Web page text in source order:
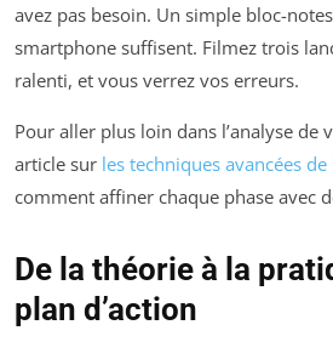
avez pas besoin. Un simple bloc-
smartphone suffisent. Filmez trois
ralenti, et vous verrez vos erreurs.
Pour aller plus loin dans l’analyse de
article sur les techniques avancées de
comment affiner chaque phase avec
De la théorie à la
plan d’action